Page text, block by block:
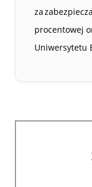
za
procentowej
Uniwersytetu